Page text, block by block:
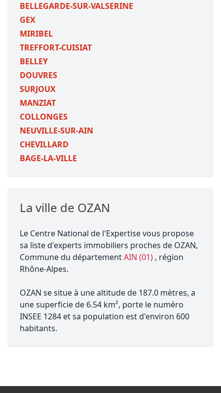
BELLEGARDE-SUR-VALSERINE
GEX
MIRIBEL
TREFFORT-CUISIAT
BELLEY
DOUVRES
SURJOUX
MANZIAT
COLLONGES
NEUVILLE-SUR-AIN
CHEVILLARD
BAGE-LA-VILLE
La ville de OZAN
Le Centre National de l'Expertise vous propose
sa liste d'experts immobiliers proches de OZAN,
Commune du départementAIN (01) , région
Rhône-Alpes.
OZAN se situe à une altitude de 187.0 mètres, a
une superficie de 6.54 km², porte le numéro
INSEE 1284 et sa population est d'environ 600
habitants.